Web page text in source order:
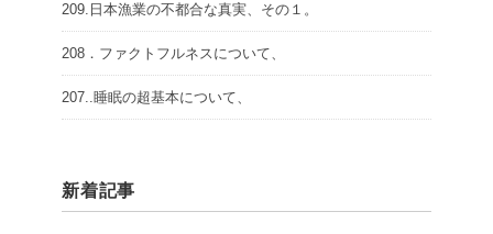
209.日本漁業の不都合な真実、その１。
208．ファクトフルネスについて、
207..睡眠の超基本について、
新着記事